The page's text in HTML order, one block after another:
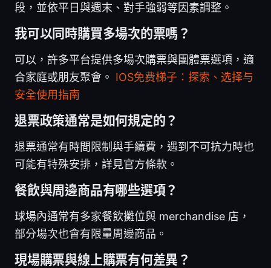
段，並依平日與週末、對手強弱等因素調整。
我可以同時購買多場次的票嗎？
可以，許多平台提供多場次購票與團體票選項，適
合家庭或朋友聚會。 IOS免费梯子：探索、选择与
安全使用指南
退票政策通常是如何規定的？
退票通常有時間限制與手續費，遇到不可抗力時也
可能有特殊安排，詳見官方條款。
餐飲與周邊商品有哪些選項？
球場內通常有多家餐飲攤位與 merchandise 店，
部分場次也會有限量周邊商品。
現場購票與線上購票有何差異？